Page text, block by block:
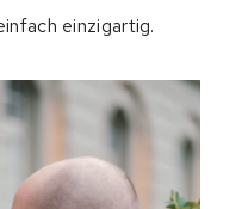
einzigartig.